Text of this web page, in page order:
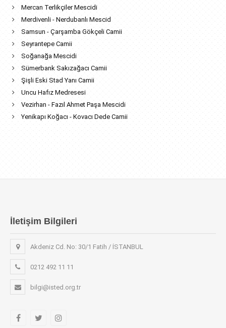
Mercan Terlikçiler Mescidi
Merdivenli - Nerdubanlı Mescid
Samsun - Çarşamba Gökçeli Camii
Seyrantepe Camii
Soğanağa Mescidi
Sümerbank Sakızağacı Camii
Şişli Eski Stad Yanı Camii
Uncu Hafız Medresesi
Vezirhan - Fazıl Ahmet Paşa Mescidi
Yenikapı Koğacı - Kovacı Dede Camii
İletişim Bilgileri
Akdeniz Cd. No: 30/1 Fatih / İSTANBUL
0212 492 11 11
bilgi@isted.org.tr